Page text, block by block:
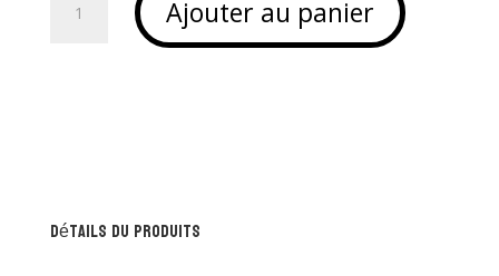
Ajouter au panier
Détails du produits